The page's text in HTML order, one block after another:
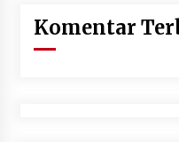
Komentar